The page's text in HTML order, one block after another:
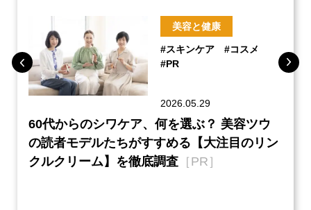
美容と健康
#スキンケア
#コスメ
#PR
2026.05.29
60代からのシワケア、何を選ぶ？ 美容ツウ
の読者モデルたちがすすめる【大注目のリン
クルクリーム】を徹底調査 ［PR］